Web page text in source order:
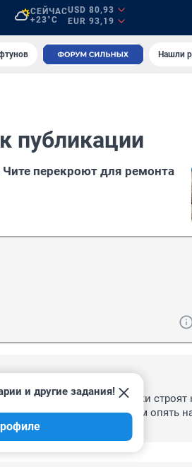
СЕЙЧАС
+23°C
USD 80,93
EUR 93,19
Нашли
публикации
перекроют для ремонта
там новая - человейники строят
к сети прилепят и потом опять
и другие задания!